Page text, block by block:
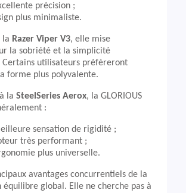
précision ;
plus minimaliste.
la Razer Viper V3, elle mise
la sobriété et la simplicité
Certains utilisateurs préfèreront
forme plus polyvalente.
la SteelSeries Aerox, la GLORIOUS
:
sensation de rigidité ;
très performant ;
plus universelle.
avantages concurrentiels de la
équilibre global. Elle ne cherche pas à